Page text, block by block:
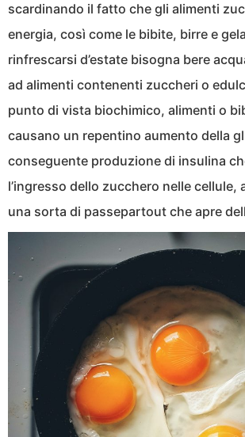
scardinando il fatto che gli alimenti
energia, così come le bibite, birre e
rinfrescarsi d’estate bisogna bere
ad alimenti contenenti zuccheri o
punto di vista biochimico, alimenti o
causano un repentino aumento della
conseguente produzione di insulina
l’ingresso dello zucchero nelle cellule,
una sorta di passepartout che apre